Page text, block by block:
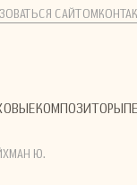
САЙТОМ
КОМПОЗИТОРЫ
Ю.